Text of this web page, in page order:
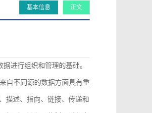
基本信息 正文
进行组织和管理的基础。
自不同源的数据方面具有重
描述、指向、链接、传递和